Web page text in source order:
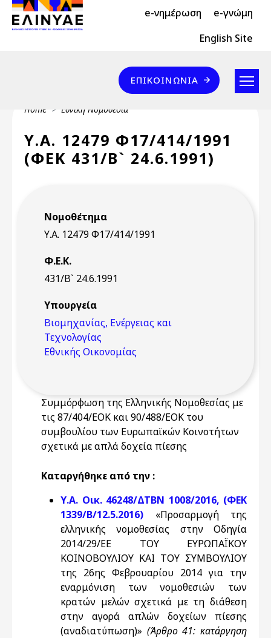
Skip to main content
Header Top 2 e-νημέρωση e-γνώμη
Header Top English Site
Επικοινωνία
ΕΠΙΚΟΙΝΩΝΊΑ
Breadcrumb
Home Εθνική Νομοθεσία
Υ.Α. 12479 Φ17/414/1991
(ΦΕΚ 431/Β` 24.6.1991)
Νομοθέτημα
Υ.Α. 12479 Φ17/414/1991
Φ.Ε.Κ.
431/Β` 24.6.1991
Υπουργεία
Βιομηχανίας, Ενέργειας και
Τεχνολογίας
Εθνικής Οικονομίας
Συμμόρφωση της Ελληνικής Νομοθεσίας με
τις 87/404/ΕΟΚ και 90/488/ΕΟΚ του
συμβουλίου των Ευρωπαϊκών Κοινοτήτων
σχετικά με απλά δοχεία πίεσης
Καταργήθηκε από την :
Υ.Α. Οικ. 46248/ΔΤΒΝ 1008/2016, (ΦΕΚ
1339/Β/12.5.2016) «Προσαρμογή της
ελληνικής νομοθεσίας στην Οδηγία
2014/29/ΕΕ ΤΟΥ ΕΥΡΩΠΑΪΚΟΥ
ΚΟΙΝΟΒΟΥΛΙΟΥ ΚΑΙ ΤΟΥ ΣΥΜΒΟΥΛΙΟΥ
της 26ης Φεβρουαρίου 2014 για την
εναρμόνιση των νομοθεσιών των
κρατών μελών σχετικά με τη διάθεση
στην αγορά απλών δοχείων πίεσης
(αναδιατύπωση)» (Άρθρο 41: κατάργηση